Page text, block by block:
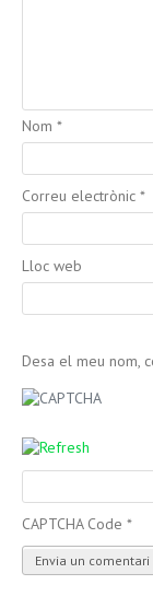
Nom *
Correu electrònic *
Lloc web
Desa el meu nom,
CAPTCHA Code *